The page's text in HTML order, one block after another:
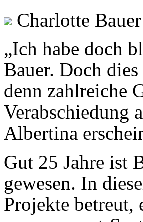
Charlotte Bauer
„Ich habe doch
Bauer. Doch
denn zahlreiche
Verabschiedung
Albertina
Gut 25 Jahre ist
gewesen. In
Projekte